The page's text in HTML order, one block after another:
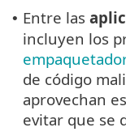
• Entre las
incluyen los
de código
aprovechan
evitar que se